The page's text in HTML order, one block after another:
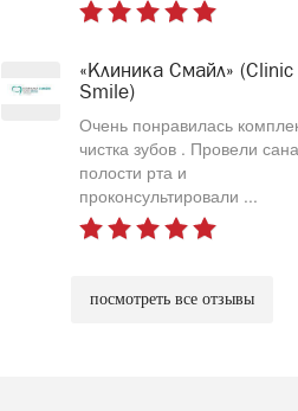
«Клиника Смайл» (Clinic
Smile)
Очень понравилась
чистка зубов . Провели
полости рта и
проконсультировали ...
посмотреть все отзывы